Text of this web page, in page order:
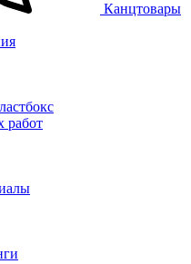
Канцтовары
работ